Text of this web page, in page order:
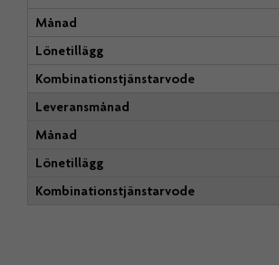
Månad
Lönetillägg
Kombinationstjänstarvode
Leveransmånad
Månad
Lönetillägg
Kombinationstjänstarvode